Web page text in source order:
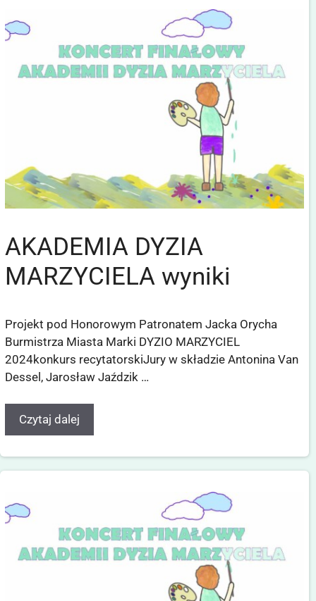
AKADEMIA DYZIA
MARZYCIELA wyniki
Projekt pod Honorowym Patronatem Jacka Orycha
Burmistrza Miasta Marki DYZIO MARZYCIEL
2024konkurs recytatorskiJury w składzie Antonina Van
Dessel, Jarosław Jaździk …
Czytaj dalej